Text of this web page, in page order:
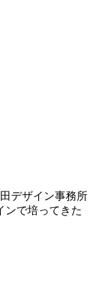
デザイン事務所
ンで培ってきた